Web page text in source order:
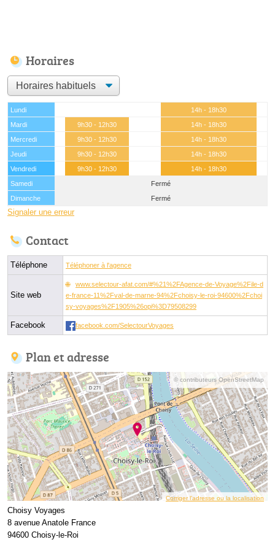
Horaires
Lundi
14h - 18h30
Mardi
9h30 - 12h30
14h - 18h30
Mercredi
9h30 - 12h30
14h - 18h30
Jeudi
9h30 - 12h30
14h - 18h30
Vendredi
9h30 - 12h30
14h - 18h30
Samedi
Fermé
Dimanche
Fermé
Signaler une erreur
Contact
Téléphone Téléphoner à l'agence
Site web
www.selectour-afat.com/#%21%2FAgence-de-Voyage%2File-d
e-france-11%2Fval-de-marne-94%2Fchoisy-le-roi-94600%2Fchoi
sy-voyages%2F1905%26opi%3D79508299
Facebook facebook.com/SelectourVoyages
Plan et adresse
© contributeurs OpenStreetMap
Corriger l’adresse ou la localisation
Choisy Voyages
8 avenue Anatole France
94600 Choisy-le-Roi